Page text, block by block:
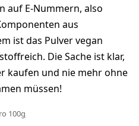
auf E-Nummern, also
aus
ist das Pulver vegan
Die Sache ist klar,
kaufen und nie mehr ohne
müssen!
100g